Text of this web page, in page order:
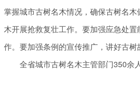
掌握城市古树名木情况，确保古树名
木开展抢救复壮工作。要加强应急处
作。要加强条例的宣传推广，讲好古
全省城市古树名木主管部门350余